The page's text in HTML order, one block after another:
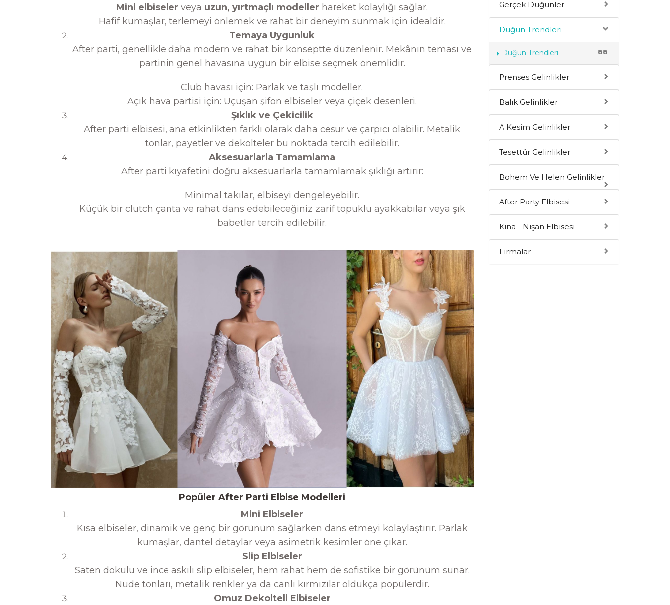
Mini elbiseler veya uzun, yırtmaçlı modeller hareket kolaylığı sağlar.
Hafif kumaşlar, terlemeyi önlemek ve rahat bir deneyim sunmak için idealdir.
Temaya Uygunluk
After parti, genellikle daha modern ve rahat bir konseptte düzenlenir. Mekânın teması ve
partinin genel havasına uygun bir elbise seçmek önemlidir.
Club havası için: Parlak ve taşlı modeller.
Açık hava partisi için: Uçuşan şifon elbiseler veya çiçek desenleri.
Şıklık ve Çekicilik
After parti elbisesi, ana etkinlikten farklı olarak daha cesur ve çarpıcı olabilir. Metalik
tonlar, payetler ve dekolteler bu noktada tercih edilebilir.
Aksesuarlarla Tamamlama
After parti kıyafetini doğru aksesuarlarla tamamlamak şıklığı artırır:
Minimal takılar, elbiseyi dengeleyebilir.
Küçük bir clutch çanta ve rahat dans edebileceğiniz zarif topuklu ayakkabılar veya şık
babetler tercih edilebilir.
Popüler After Parti Elbise Modelleri
Mini Elbiseler
Kısa elbiseler, dinamik ve genç bir görünüm sağlarken dans etmeyi kolaylaştırır. Parlak
kumaşlar, dantel detaylar veya asimetrik kesimler öne çıkar.
Slip Elbiseler
Saten dokulu ve ince askılı slip elbiseler, hem rahat hem de sofistike bir görünüm sunar.
Nude tonları, metalik renkler ya da canlı kırmızılar oldukça popülerdir.
Omuz Dekolteli Elbiseler
Gerçek Düğünler
Düğün Trendleri
88
Düğün Trendleri
Prenses Gelinlikler
Balık Gelinlikler
A Kesim Gelinlikler
Tesettür Gelinlikler
Bohem Ve Helen Gelinlikler
After Party Elbisesi
Kına - Nişan Elbisesi
Firmalar